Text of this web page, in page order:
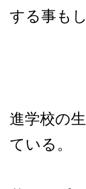
する事も
進学校の
ている。